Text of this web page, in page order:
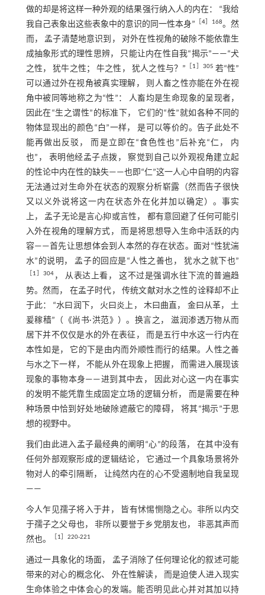
做的却是将这样一种外观的结果强行纳入人的内在： “我给
我自己表象出这些表象中的意识的同一性本身”
［4 ］168。然
而， 孟子清楚地意识到， 对外在性视角的破除不能依靠生
成抽象形式的理性思辨， 只能让内在性自我“揭示”——“犬
之性， 犹牛之性； 牛之性， 犹人之性与？”
1 ］305 若“性”
可以通过外在视角被真实理解， 则人畜之性亦能在外在视
角中被同等地称之为“性”： 人畜均是生命现象的呈现者，
因此在“生之谓性”的标准下， 它们的“性”就如各种不同的
物体显现出的颜色“白”一样， 是可以等价的。告子此处不
能再做出反驳， 而是立即在“食色性也”后补充“仁， 内
也”， 表明他经孟子点拨， 察觉到自己以外观视角建立起
的性论中内在性的缺失——也即“仁”这一人心中自明的内容
无法通过对生命外在状态的观察分析崭露（然而告子很快
又以义外说将这一内在状态外在化并加以确定）。事实
上， 孟子无论是言心抑或言性， 都有意回避了任何可能引
入外在视角的理解方式， 而是将思想导入生命中活跃的内
容——首先让思想体会到人本然的存在状态。面对“性犹湍
水”的说明， 孟子的回应是“人性之善也， 犹水之就下也”
1 ］304 ， 从表达上看， 这不过是强调水往下流的普遍趋
势。然而， 在孟子时代， 传统文献对水之性的诠释却不止
于此： “水曰润下， 火曰炎上， 木曰曲直， 金曰从革， 土
爰稼穑”（《尚书·洪范》）。换言之， 滋润渗透万物从而
居下并不仅仅是水的外在表征， 而是五行中水这一行内在
本性如是， 它的下是由内而外顺性而行的结果。人性之善
与水之下一样， 不能从外在现象上把握， 而需进入展现该
现象的事物本身——进到其中去， 因此对心这一内在事实
的发明不能凭靠生成固定立场的逻辑分析， 而是需要在种
种场景中恰到好处地破除遮蔽它的障碍， 将其“揭示”于思
想的视野中。
我们由此进入孟子最经典的阐明“心”的段落， 在其中没有
任何外部观察形成的逻辑结论， 它通过一个具象场景将外
物对人的牵引隔断， 让纯然内在的心不受遏制地自我呈现
——
今人乍见孺子将入于井， 皆有怵惕恻隐之心。非所以内交
于孺子之父母也， 非所以要誉于乡党朋友也， 非恶其声而
然也。
1 ］220⁃221
通过一具象化的场面， 孟子消除了任何理论化的叙述可能
带来的对心的概念化、 外在性解读， 而是迫使人进入现实
生命体验之中体会心的发端。能否明见此心并对其加以持